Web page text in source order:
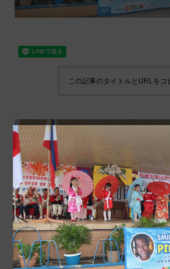
この記事のタイトルとURLをコ